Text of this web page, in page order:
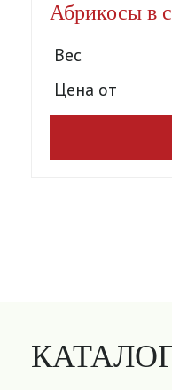
Абрикосы в
Вес
Цена от